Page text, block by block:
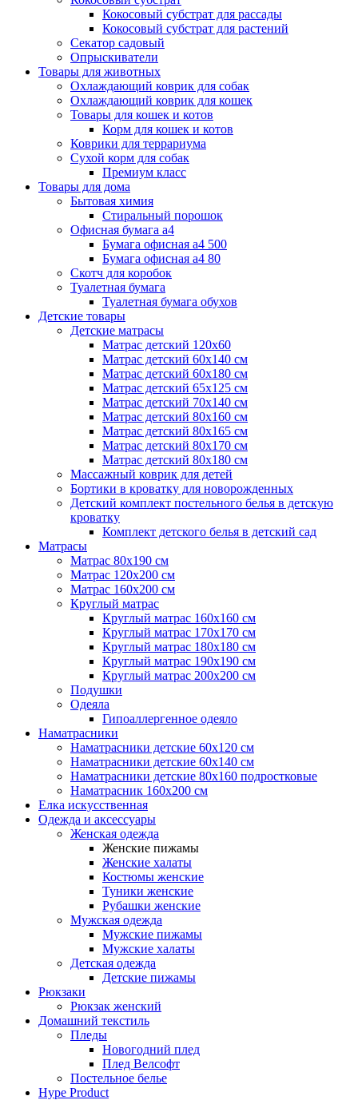
Кокосовый субстрат для рассады
Кокосовый субстрат для растений
Секатор садовый
Опрыскиватели
Товары для животных
Охлаждающий коврик для собак
Охлаждающий коврик для кошек
Товары для кошек и котов
Корм для кошек и котов
Коврики для террариума
Сухой корм для собак
Премиум класс
Товары для дома
Бытовая химия
Стиральный порошок
Офисная бумага а4
Бумага офисная а4 500
Бумага офисная а4 80
Скотч для коробок
Туалетная бумага
Туалетная бумага обухов
Детские товары
Детские матрасы
Матрас детский 120х60
Матрас детский 60х140 см
Матрас детский 60х180 см
Матрас детский 65х125 см
Матрас детский 70х140 см
Матрас детский 80х160 см
Матрас детский 80х165 см
Матрас детский 80х170 см
Матрас детский 80х180 см
Массажный коврик для детей
Бортики в кроватку для новорожденных
Детский комплект постельного белья в детскую
кроватку
Комплект детского белья в детский сад
Матрасы
Матрас 80х190 см
Матраc 120х200 см
Матрас 160х200 см
Круглый матрас
Круглый матрас 160х160 см
Круглый матрас 170х170 см
Круглый матрас 180х180 см
Круглый матрас 190х190 см
Круглый матрас 200х200 см
Подушки
Одеяла
Гипоаллергенное одеяло
Наматрасники
Наматрасники детские 60х120 см
Наматрасники детские 60х140 см
Наматрасники детские 80х160 подростковые
Наматрасник 160х200 см
Елка искусственная
Одежда и аксессуары
Женская одежда
Женские пижамы
Женские халаты
Костюмы женские
Туники женские
Рубашки женские
Мужская одежда
Мужские пижамы
Мужские халаты
Детская одежда
Детские пижамы
Рюкзаки
Рюкзак женский
Домашний текстиль
Пледы
Новогодний плед
Плед Велсофт
Постельное белье
Hype Product